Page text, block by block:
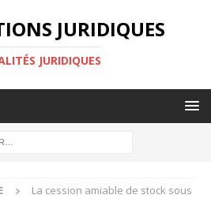
JURIDIQUES
JURIDIQUES
La cession amiable de stock sous